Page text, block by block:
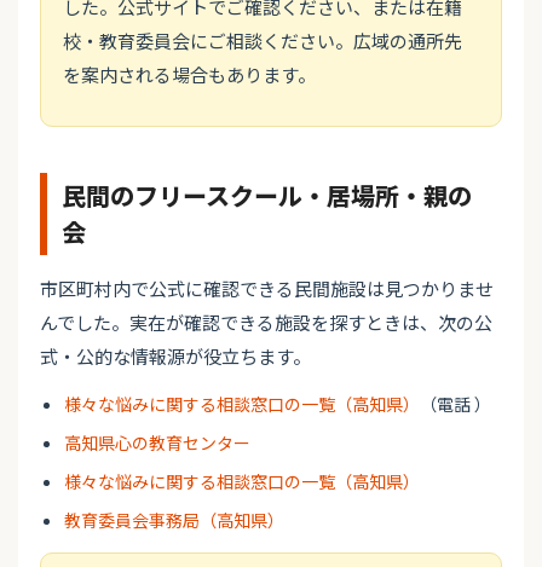
した。公式サイトでご確認ください、または在籍
校・教育委員会にご相談ください。広域の通所先
を案内される場合もあります。
民間のフリースクール・居場所・親の
会
市区町村内で公式に確認できる民間施設は見つかりませ
んでした。実在が確認できる施設を探すときは、次の公
式・公的な情報源が役立ちます。
様々な悩みに関する相談窓口の一覧（高知県）
（電話 ）
高知県心の教育センター
様々な悩みに関する相談窓口の一覧（高知県）
教育委員会事務局（高知県）